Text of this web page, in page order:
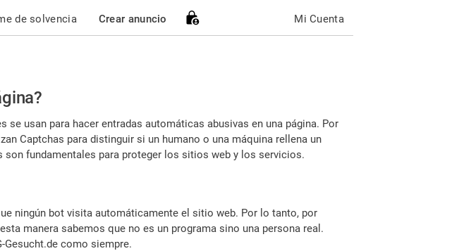
de solvencia Crear anuncio Mi Cuenta
se usan para hacer entradas automáticas abusivas en una página. Por
Captchas para distinguir si un humano o una máquina rellena un
son fundamentales para proteger los sitios web y los servicios.
ningún bot visita automáticamente el sitio web. Por lo tanto, por
manera sabemos que no es un programa sino una persona real.
Gesucht.de como siempre.